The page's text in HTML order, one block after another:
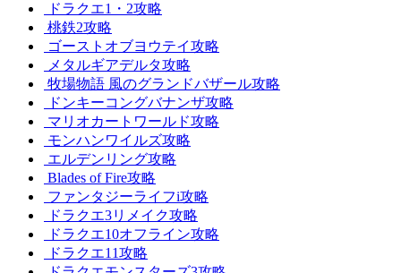
ドラクエ1・2攻略
桃鉄2攻略
ゴーストオブヨウテイ攻略
メタルギアデルタ攻略
牧場物語 風のグランドバザール攻略
ドンキーコングバナンザ攻略
マリオカートワールド攻略
モンハンワイルズ攻略
エルデンリング攻略
Blades of Fire攻略
ファンタジーライフi攻略
ドラクエ3リメイク攻略
ドラクエ10オフライン攻略
ドラクエ11攻略